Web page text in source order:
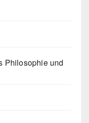
Philosophie und